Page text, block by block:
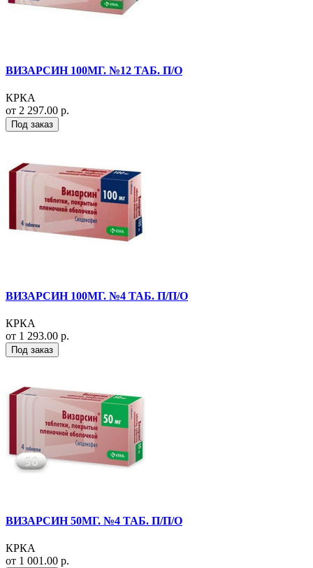
ВИЗАРСИН 100МГ. №12 ТАБ. П/О
КРКА
от 2 297.00 р.
Под заказ
ВИЗАРСИН 100МГ. №4 ТАБ. П/П/О
КРКА
от 1 293.00 р.
Под заказ
ВИЗАРСИН 50МГ. №4 ТАБ. П/П/О
КРКА
от 1 001.00 р.